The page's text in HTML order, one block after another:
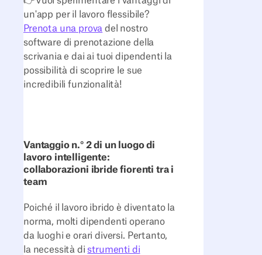
un'app per il lavoro flessibile?
Prenota una prova del nostro
software di prenotazione della
scrivania e dai ai tuoi dipendenti la
possibilità di scoprire le sue
incredibili funzionalità!
Vantaggio n.° 2 di un luogo di
lavoro intelligente:
collaborazioni ibride fiorenti tra i
team
Poiché il lavoro ibrido è diventato la
norma, molti dipendenti operano
da luoghi e orari diversi. Pertanto,
la necessità di strumenti di